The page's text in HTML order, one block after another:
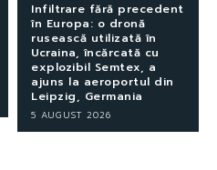
Infiltrare fără precedent
în Europa: o dronă
rusească utilizată în
Ucraina, încărcată cu
explozibil Semtex, a
ajuns la aeroportul din
Leipzig, Germania
5 AUGUST 2026